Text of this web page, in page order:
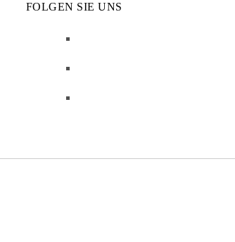
FOLGEN SIE UNS